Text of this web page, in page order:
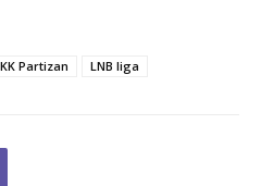
KK Partizan LNB liga